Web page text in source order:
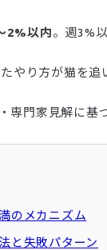
2%以内。週3%
やり方が猫を
門家見解に基
のメカニズム
と失敗パターン